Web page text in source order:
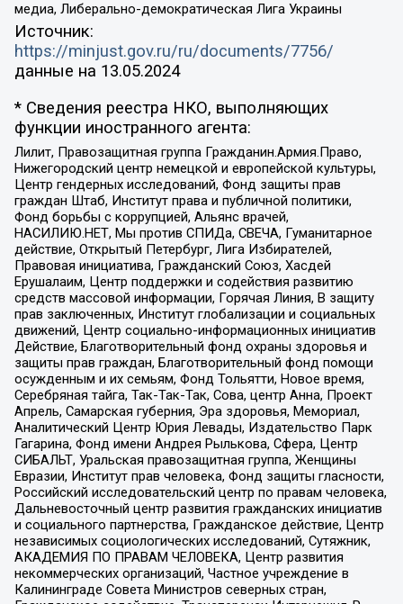
медиа, Либерально-демократическая Лига Украины
Источник:
https://minjust.gov.ru/ru/documents/7756/
данные на 13.05.2024
* Сведения реестра НКО, выполняющих
функции иностранного агента:
Лилит, Правозащитная группа Гражданин.Армия.Право,
Нижегородский центр немецкой и европейской культуры,
Центр гендерных исследований, Фонд защиты прав
граждан Штаб, Институт права и публичной политики,
Фонд борьбы с коррупцией, Альянс врачей,
НАСИЛИЮ.НЕТ, Мы против СПИДа, СВЕЧА, Гуманитарное
действие, Открытый Петербург, Лига Избирателей,
Правовая инициатива, Гражданский Союз, Хасдей
Ерушалаим, Центр поддержки и содействия развитию
средств массовой информации, Горячая Линия, В защиту
прав заключенных, Институт глобализации и социальных
движений, Центр социально-информационных инициатив
Действие, Благотворительный фонд охраны здоровья и
защиты прав граждан, Благотворительный фонд помощи
осужденным и их семьям, Фонд Тольятти, Новое время,
Серебряная тайга, Так-Так-Так, Сова, центр Анна, Проект
Апрель, Самарская губерния, Эра здоровья, Мемориал,
Аналитический Центр Юрия Левады, Издательство Парк
Гагарина, Фонд имени Андрея Рылькова, Сфера, Центр
СИБАЛЬТ, Уральская правозащитная группа, Женщины
Евразии, Институт прав человека, Фонд защиты гласности,
Российский исследовательский центр по правам человека,
Дальневосточный центр развития гражданских инициатив
и социального партнерства, Гражданское действие, Центр
независимых социологических исследований, Сутяжник,
АКАДЕМИЯ ПО ПРАВАМ ЧЕЛОВЕКА, Центр развития
некоммерческих организаций, Частное учреждение в
Калининграде Совета Министров северных стран,